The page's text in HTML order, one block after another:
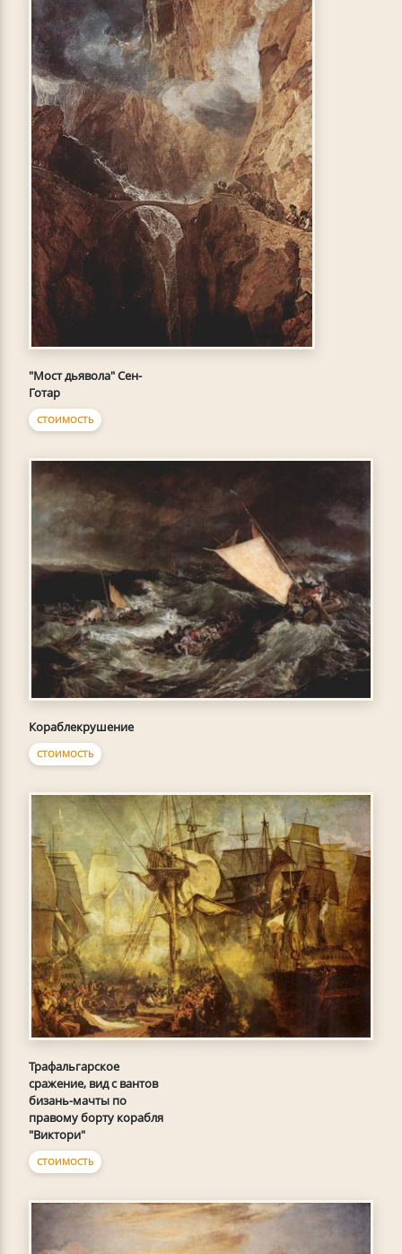
"Мост дьявола" Сен-
Готар
СТОИМОСТЬ
Кораблекрушение
СТОИМОСТЬ
Трафальгарское
сражение, вид с вантов
бизань-мачты по
правому борту корабля
"Виктори"
СТОИМОСТЬ